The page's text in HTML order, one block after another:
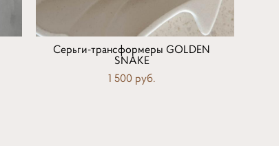
Серьги-трансформеры GOLDEN
SNAKE
1 500 pуб.